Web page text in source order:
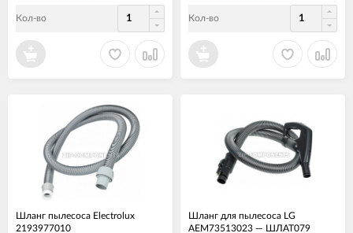
Кол-во Кол-во
Шланг пылесоса Electrolux
2193977010
Шланг для пылесоса LG
AEM73513023 — ШЛАТ079